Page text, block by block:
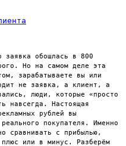
заявка обошлась в 800
Но на самом деле эта
зарабатываете вы или
не заявка, а клиент, а
люди, которые «просто
навсегда. Настоящая
рублей вы
покупателя. Именно
сравнивать с прибылью,
или в минус. Разберём